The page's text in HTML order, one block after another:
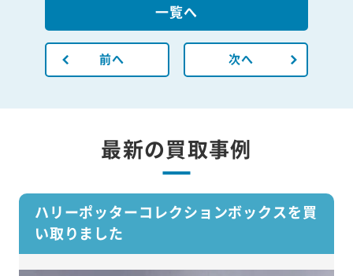
前へ
一覧へ
次へ
最新の買取事例
ハリーポッターコレクションボックスを買
い取りました